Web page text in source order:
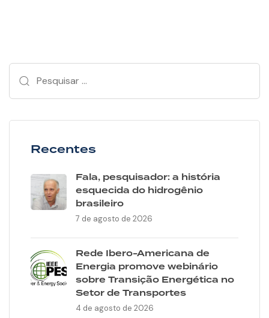
Recentes
Fala, pesquisador: a história
esquecida do hidrogênio
brasileiro
7 de agosto de 2026
Rede Ibero-Americana de
Energia promove webinário
sobre Transição Energética no
Setor de Transportes
4 de agosto de 2026